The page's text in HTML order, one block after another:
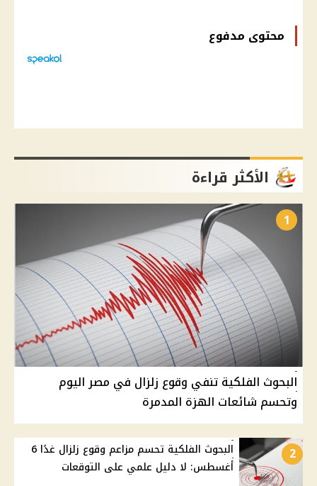
محتوى مدفوع
الأكثر قراءة
1
البحوث الفلكية تنفي وقوع زلزال في مصر اليوم
وتحسم شائعات الهزة المدمرة
2
البحوث الفلكية تحسم مزاعم وقوع زلزال غدًا 6
أغسطس: لا دليل علمي على التوقعات